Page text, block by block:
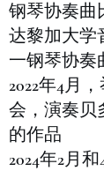
钢琴协奏曲
达黎加大学
一钢琴协奏
2022年4月
会，演奏贝
的作品
2024年2月